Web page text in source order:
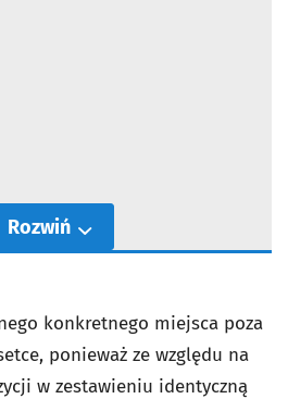
Rozwiń
konkretnego miejsca poza
ponieważ ze względu na
w zestawieniu identyczną